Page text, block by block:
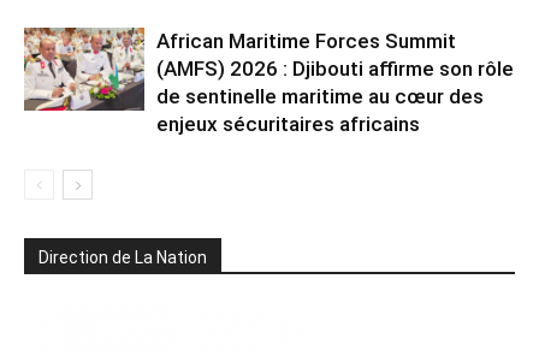
African Maritime Forces Summit
(AMFS) 2026 : Djibouti affirme son rôle
de sentinelle maritime au cœur des
enjeux sécuritaires africains
Direction de La Nation